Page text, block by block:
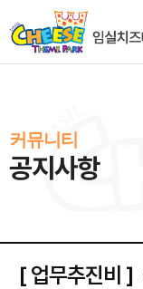
커뮤니티
공지사항
[ 업무추진비 ]